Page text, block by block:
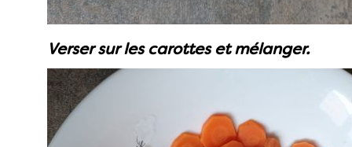
Verser sur les carottes et mélanger.